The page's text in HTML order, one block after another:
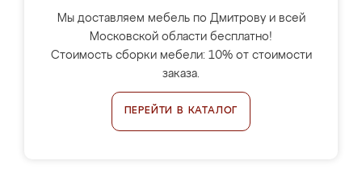
Мы доставляем мебель по Дмитрову и всей
Московской области бесплатно!
Стоимость сборки мебели: 10% от стоимости
заказа.
ПЕРЕЙТИ В КАТАЛОГ